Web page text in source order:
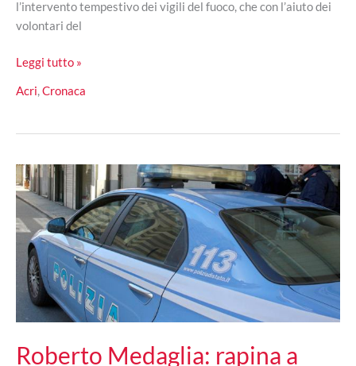
l’intervento tempestivo dei vigili del fuoco, che con l’aiuto dei
volontari del
Acri:
durante
notte,
distrutta
dalle
fiamme
Leggi tutto »
Acri,Cronaca
Roberto Medaglia: rapina a